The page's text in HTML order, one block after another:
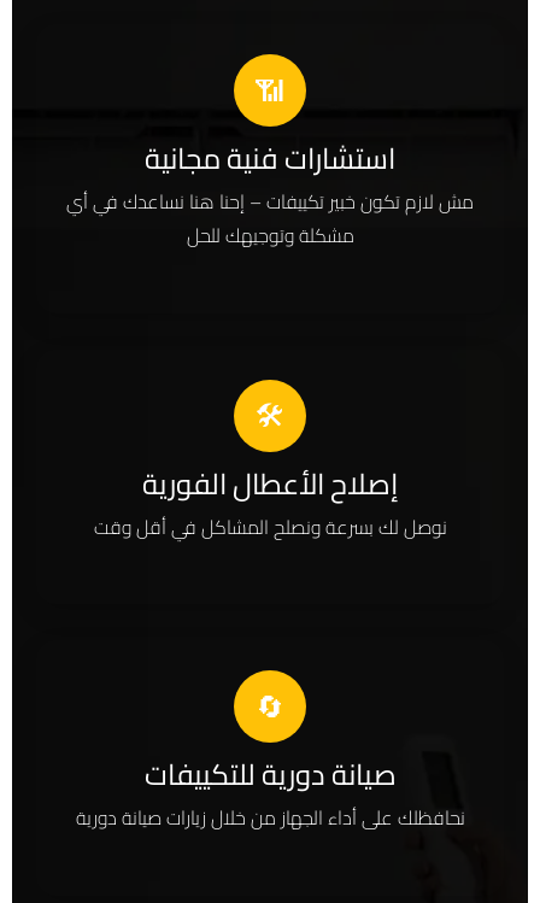
📶
استشارات فنية مجانية
مش لازم تكون خبير تكييفات – إحنا هنا نساعدك في أي
مشكلة وتوجيهك للحل
🛠️
إصلاح الأعطال الفورية
نوصل لك بسرعة ونصلح المشاكل في أقل وقت
🔄
صيانة دورية للتكييفات
نحافظلك على أداء الجهاز من خلال زيارات صيانة دورية